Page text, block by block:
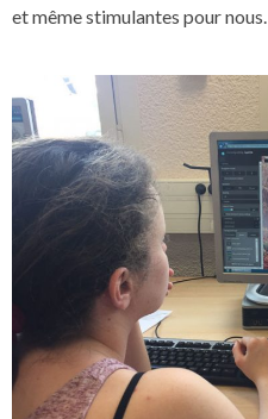
et même stimulantes pour nous.